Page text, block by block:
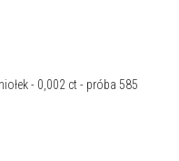
- 0,002 ct - próba 585